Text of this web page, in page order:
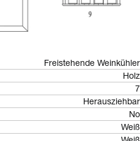
Freistehende Weinkühler
Holz
7
Herausziehbar
No
Weiß